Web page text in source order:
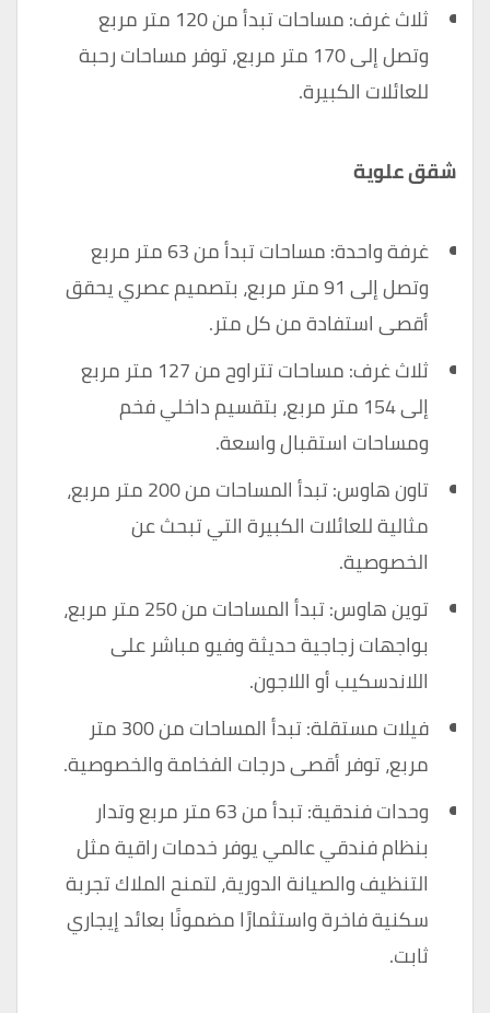
ثلاث غرف: مساحات تبدأ من 120 متر مربع
وتصل إلى 170 متر مربع، توفر مساحات رحبة
للعائلات الكبيرة.
شقق علوية
غرفة واحدة: مساحات تبدأ من 63 متر مربع
وتصل إلى 91 متر مربع، بتصميم عصري يحقق
أقصى استفادة من كل متر.
ثلاث غرف: مساحات تتراوح من 127 متر مربع
إلى 154 متر مربع، بتقسيم داخلي فخم
ومساحات استقبال واسعة.
تاون هاوس: تبدأ المساحات من 200 متر مربع،
مثالية للعائلات الكبيرة التي تبحث عن
الخصوصية.
توين هاوس: تبدأ المساحات من 250 متر مربع،
بواجهات زجاجية حديثة وفيو مباشر على
اللاندسكيب أو اللاجون.
فيلات مستقلة: تبدأ المساحات من 300 متر
مربع، توفر أقصى درجات الفخامة والخصوصية.
وحدات فندقية: تبدأ من 63 متر مربع وتدار
بنظام فندقي عالمي يوفر خدمات راقية مثل
التنظيف والصيانة الدورية، لتمنح الملاك تجربة
سكنية فاخرة واستثمارًا مضمونًا بعائد إيجاري
ثابت.